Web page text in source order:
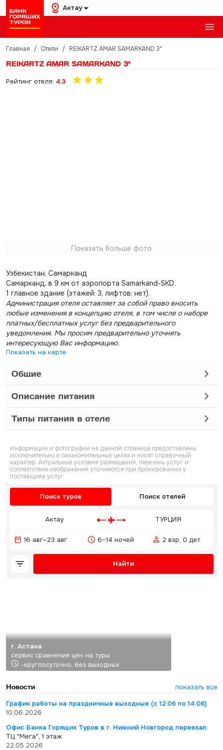
Актау
Главная / Отели / REIKARTZ AMAR SAMARKAND 3*
REIKARTZ AMAR SAMARKAND 3*
Рейтинг отеля: 4.3
Показать больше фото
Узбекистан, Самарканд
Самарканд, в 9 км от аэропорта Samarkand-SKD.
1 главное здание (этажей: 3, лифтов: нет).
Администрация отеля оставляет за собой право вносить
любые изменения в концепцию отеля, в том числе о наборе
платных/бесплатных услуг без предварительного
уведомления. Мы просим предварительно уточнять
интересующую Вас информацию.
Показать на карте
Общие
Описание питания
Типы питания в отеле
Информация и фотографии на данной странице предоставлены
исключительно в ознакомительных целях и носят справочный
характер. Актуальные условия размещения, перечень услуг и
соответствие изображения уточняются при бронировании у
поставщика услуг.
Поиск туров Поиск отелей
Актау ТУРЦИЯ
16 авг–23 авг 6–14 ночей 2 взр, 0 дет
Найти
г. Астана
сервис сравнения цен на туры
-круглосуточно, без выходных
Новости
показать все
График работы на праздничные выходные (с 12.06 по 14.06)
10.06.2026
Офис Банка Горящих Туров в г. Нижний Новгород переехал:
ТЦ "Мега", 1 этаж
22.05.2026